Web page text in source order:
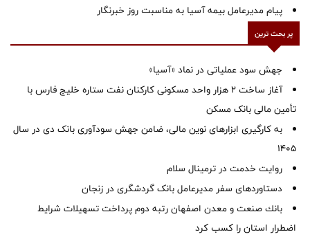
پیام مدیرعامل بیمه آسیا به مناسبت روز خبرنگار
پر بحث ترین
جهش سود عملیاتی در نماد «آسیا»
آغاز ساخت ۲ هزار واحد مسکونی کارکنان نفت ستاره خلیج فارس با
تأمین مالی بانک مسکن
به کارگیری ابزارهای نوین مالی، ضامن جهش سودآوری بانک دی در سال
1405
روایت خدمت در ترمینال سلام
دستاوردهای سفر مدیرعامل بانک گردشگری در زنجان
بانك صنعت و معدن اصفهان رتبه دوم پرداخت تسهیلات شرایط
اضطرار استان را كسب كرد